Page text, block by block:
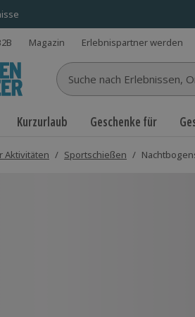
Magazin Erlebnispartner werden
Suche nach Erlebnissen...
Kurzurlaub Geschenke für
Aktivitäten / Sportschießen /